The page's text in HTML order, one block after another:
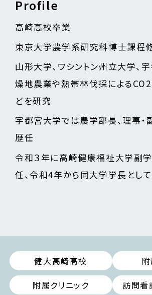
Profile
高崎高校卒業
東京大学農学系研究科博士課程
山形大学、ワシントン州立大学、
燥地農業や熱帯林伐採による
どを研究
宇都宮大学では農学部長、理事・
歴任
令和３年に高崎健康福祉大学副
任、令和4年から同大学学長とし
健大高崎高校
附属クリニック
訪問看